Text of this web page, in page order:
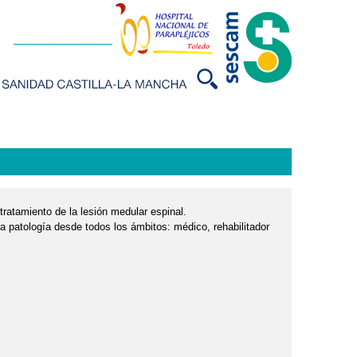
de la lesión medular espinal.
patología desde todos los ámbitos: médico, rehabilitador